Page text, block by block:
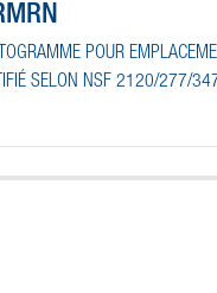
POUR
SELON NSF 2120/277/